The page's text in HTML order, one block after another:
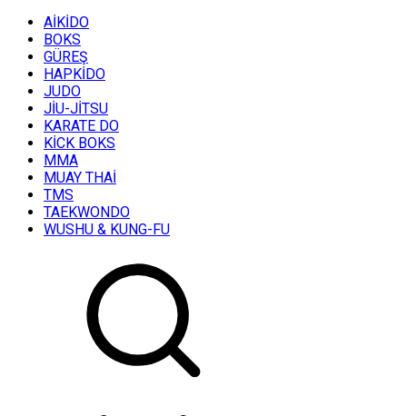
AİKİDO
BOKS
GÜREŞ
HAPKİDO
JUDO
JİU-JİTSU
KARATE DO
KİCK BOKS
MMA
MUAY THAİ
TMS
TAEKWONDO
WUSHU & KUNG-FU